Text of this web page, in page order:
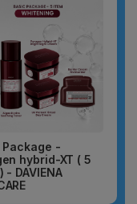
Package -
hybrid-XT ( 5
- DAVIENA